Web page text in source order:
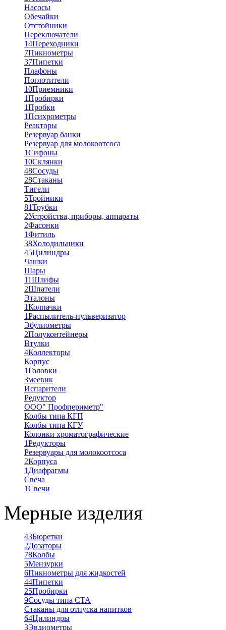
Насосы
Обечайки
Отстойники
Переключатели
14Переходники
7Пикнометры
37Пипетки
Плафоны
Поглотители
10Приемники
1Пробирки
1Пробки
1Психрометры
Реакторы
Резервуар банки
Резервуар для молокоотсоса
1Сифоны
10Склянки
48Сосуды
28Стаканы
Тигели
5Тройники
81Трубки
2Устройства, приборы, аппараты
2Фасонки
1Фитиль
38Холодильники
45Цилиндры
Чашки
Шары
11Шлифы
2Шпатели
Эталоны
1Колпачки
1Распылитель-пульверизатор
Эбулиометры
2Полуконтейнеры
Втулки
4Коллекторы
Корпус
1Головки
Змеевик
Испарители
Редуктор
ООО" Профпериметр"
Колбы типа КГП
Колбы типа КГУ
Колонки хроматографические
1Редукторы
Резервуары для молокоотсоса
2Корпуса
1 Диафрагмы
Свеча
1Свечи
Мерные изделия
43Бюретки
2Дозаторы
78Колбы
5Мензурки
6Пикнометры для жидкостей
44Пипетки
25Пробирки
9Сосуды типа СТА
Стаканы для отпуска напитков
64Цилиндры
3Эвдиометры